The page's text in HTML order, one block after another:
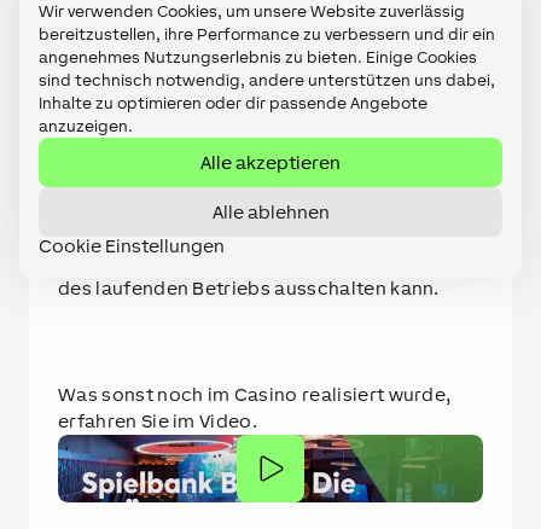
Wir verwenden Cookies, um unsere Website zuverlässig
bereitzustellen, ihre Performance zu verbessern und dir ein
angenehmes Nutzungserlebnis zu bieten. Einige Cookies
sind technisch notwendig, andere unterstützen uns dabei,
Inhalte zu optimieren oder dir passende Angebote
anzuzeigen.
Alle akzeptieren
Alle ablehnen
Cookie Einstellungen
sensiblen Bereichen wie der Kasse für
konstante Lichtqualität.
Die 500 Spielautomaten werden mit einer
über die LOXONE App eingeschaltet. Diese
Funktion ist passwortgeschützt, sodass
keiner irrtümlich die Spielautomaten während
des laufenden Betriebs ausschalten kann.
Was sonst noch im Casino realisiert wurde,
erfahren Sie im Video.